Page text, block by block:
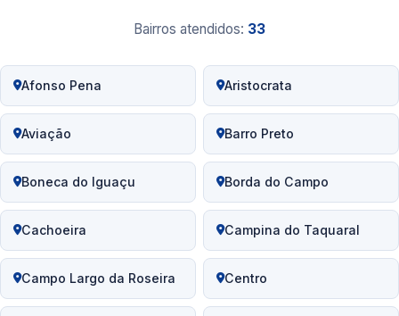
Bairros atendidos: 33
Afonso Pena Aristocrata
Aviação Barro Preto
Boneca do Iguaçu Borda do Campo
Cachoeira Campina do Taquaral
Campo Largo da Roseira Centro